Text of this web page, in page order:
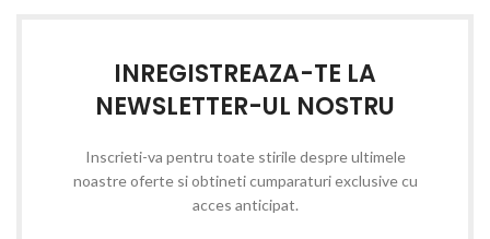
INREGISTREAZA-TE LA
NEWSLETTER-UL NOSTRU
Inscrieti-va pentru toate stirile despre ultimele
noastre oferte si obtineti cumparaturi exclusive cu
acces anticipat.